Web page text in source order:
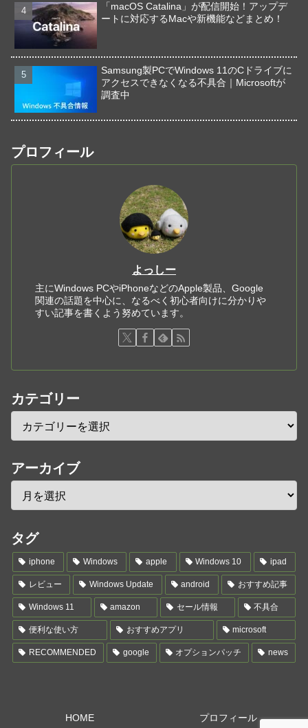
「macOS Catalina」が配信開始！アップデ
ートに対応するMacや新機能などまとめ！
Samsung製PCでWindows 11のCドライブに
アクセスできなくなる不具合｜Microsoftが
調査中
プロフィール
よっしー
主にWindows PCやiPhoneなどのApple製品、Google
関連の話題を中心に、なるべく初心者向けに分かりや
すい記事を書くよう努めています。
カテゴリー
アーカイブ
タグ
iphone Windows apple Windows 10 ipad
レビュー Windows Update android おすすめ記事
Windows 11 amazon セール情報 不具合
便利な使い方 おすすめアプリ microsoft
RECOMMENDED google オプションパッチ news
HOME プロフィール